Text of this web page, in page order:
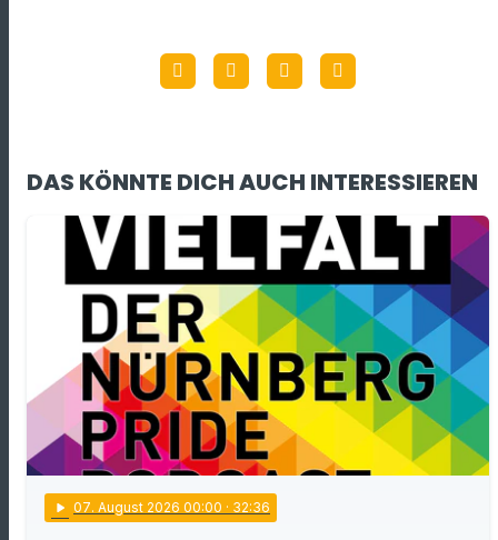
DAS KÖNNTE DICH AUCH INTERESSIEREN
play_arrow 07. August 2026 00:00 · 32:36